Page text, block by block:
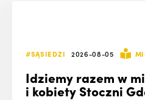
#SĄSIEDZI 2026-08-05
Idziemy razem w
i kobiety Stoczni